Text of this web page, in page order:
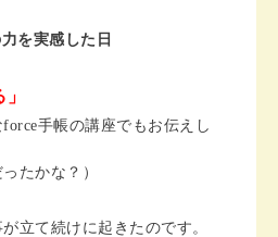
を実感した日
手帳の講座でもお伝えし
たかな？）
立て続けに起きたのです。